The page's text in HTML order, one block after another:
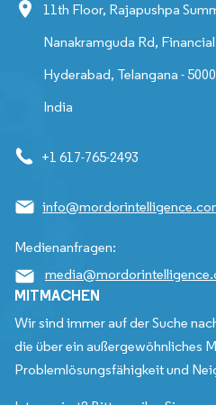
11th Floor, Rajapushpa
Nanakramguda Rd,
Hyderabad, Telangana -
India
+1 617-765-2493
Medienanfragen:
MITMACHEN
Wir sind immer auf der Suche
die über ein außergewöhnliches
Problemlösungsfähigkeit und